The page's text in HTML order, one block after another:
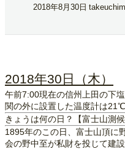
2018年8月30日
2018年30日（木）
午前7:00現在の信州上田の下
関の外に設置した温度計は21℃
きょうは何の日？【富士山測候
1895年のこの日、富士山頂に
会の野中至が私財を投じて建